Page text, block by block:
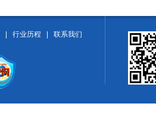
行业历程 联系我们